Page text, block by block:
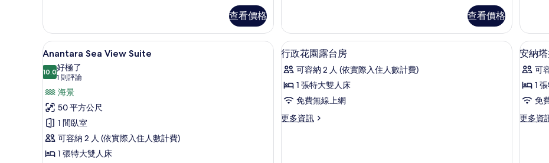
泳
池,
海
濱
(Residence)
的
所
有
相
片
3
間
臥
私
泳
池,
海
濱
(Residence)
詳
查看價格
私
人
泳
池
(Residence)
的
所
洋
房,
4
間
臥
室,
人
泳
池
查看價格
Beach
的
詳
情
顯
示
Anantara
Sea
View
Suite
的
所
低過敏寢具、羽絨被、迷你吧、客房內保險箱
10
Anantara Sea View Suite
10.010.0 分，滿分 10 分
好極了
1 則評論
(1
則
評
論)
海景
50 平方公尺
1 間臥室
可容納 2 人 (依實際入住人數計費)
1 張特大雙人床
顯
示
行
政
園
低過敏寢具、羽絨被、迷你吧、客房內保險箱
4
行政花園露台房
可容納 2 人 (依實際入住人數計費)
1 張特大雙人床
免費無線上網
更多資訊
更
顯
示
安
納
拉
4
安納
可
1
免
更多資
更